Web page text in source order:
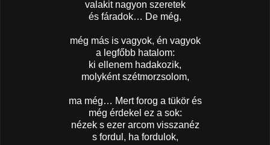
valakit nagyon szeretek
és fáradok… De még,
még más is vagyok, én vagyok
a legfőbb hatalom:
ki ellenem hadakozik,
molyként szétmorzsolom,
ma még… Mert forog a tükör és
még érdekel ez a sok:
nézek s ezer arcom visszanéz
s fordul, ha fordulok,